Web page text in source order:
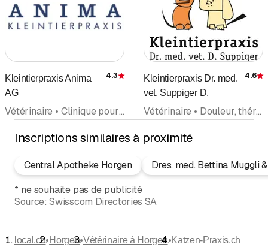
Kleintierpraxis Anima
AG
Évaluation
4.3
Vétérinaire • Clinique pour animaux • Services sanitaires pour Animaux • Articles pour Animaux • Alimentation animale
Kleintierpraxis Dr. med.
vet. Suppiger D.
4.6
Vétérinaire • Douleur, thérapie de la • Chirurgie • Médecin généraliste • Médecine interne générale • Animaux • Chiropraticien • Service d'Urgence • Clinique pour animaux • Chats • Médecins
Inscriptions similaires à proximité
Central Apotheke Horgen
Dres. med. Bettina Muggli
*ne souhaite pas de publicité
Source: Swisscom Directories SA
local.ch•Horgen•Vétérinaire à Horgen•Katzen-Praxis.ch